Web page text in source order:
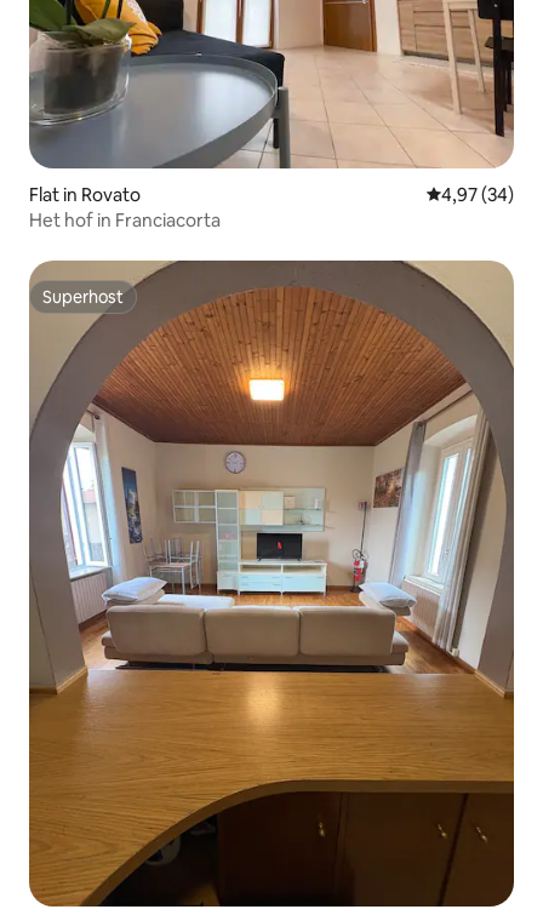
Flat in Rovato Gemiddelde
4,97 (34)
Het hof in Franciacorta
Superhost
Superhost